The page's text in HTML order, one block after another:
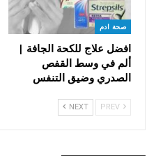
صحة ادم
افضل علاج للكحة الجافة |
ألم في وسط القفص
الصدري وضيق التنفس
NEXT